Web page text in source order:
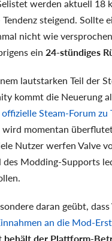
werden aktuell 18
steigend. Sollte
nicht wie
ein 24-stündiges
lautstarken Teil der
kommt die Neuerung
offizielle Steam-Forum zu
wird momentan
Nutzer werfen Valve
des Modding-Supports
daran geübt, dass
an die Mod-
behält der Plattform-